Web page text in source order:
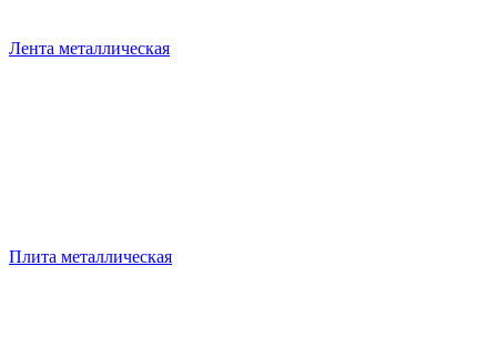
Лента металлическая
Плита металлическая